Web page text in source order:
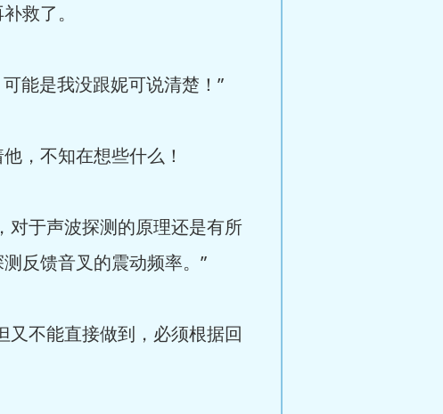
救了。
能是我没跟妮可说清楚！”
，不知在想些什么！
对于声波探测的原理还是有所
反馈音叉的震动频率。”
又不能直接做到，必须根据回